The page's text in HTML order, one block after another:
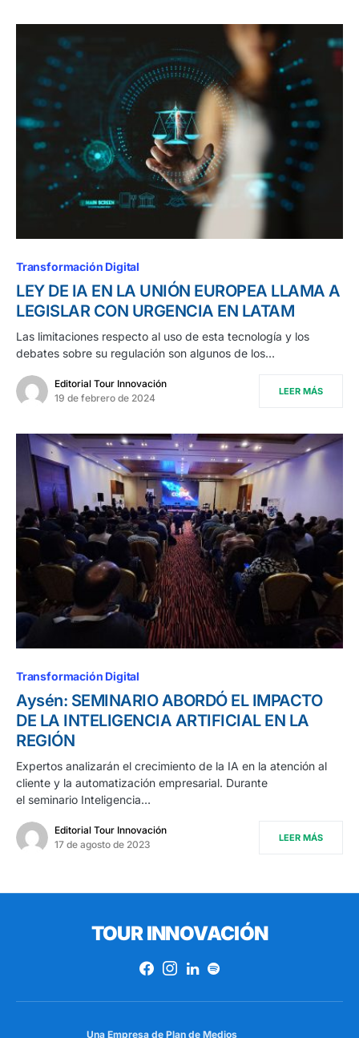
Transformación Digital
LEY DE IA EN LA UNIÓN EUROPEA LLAMA A
LEGISLAR CON URGENCIA EN LATAM
Las limitaciones respecto al uso de esta tecnología y los
debates sobre su regulación son algunos de los…
Editorial Tour Innovación
19 de febrero de 2024
LEER MÁS
Transformación Digital
Aysén: SEMINARIO ABORDÓ EL IMPACTO
DE LA INTELIGENCIA ARTIFICIAL EN LA
REGIÓN
Expertos analizarán el crecimiento de la IA en la atención al
cliente y la automatización empresarial. Durante
el seminario Inteligencia…
Editorial Tour Innovación
17 de agosto de 2023
LEER MÁS
TOUR INNOVACIÓN
Una Empresa de Plan de Medios